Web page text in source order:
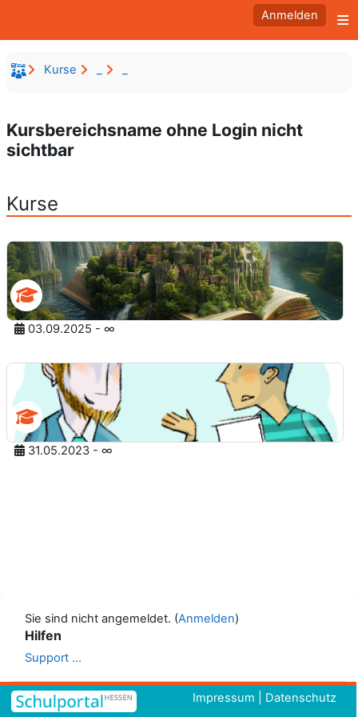
Anmelden
Kurse
Kursbereichsname ohne Login nicht
sichtbar
Kurse
03.09.2025 - ∞
31.05.2023 - ∞
Sie sind nicht angemeldet. (Anmelden)
Hilfen
Support ...
Impressum Datenschutz